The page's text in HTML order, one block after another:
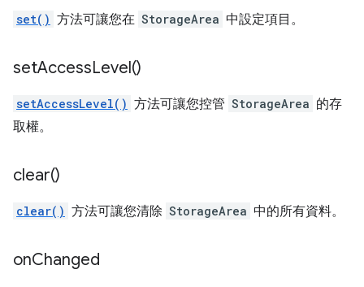
set() 方法可讓您在 StorageArea 中設定項目。
setAccessLevel()
setAccessLevel() 方法可讓您控管 StorageArea 的存
取權。
clear()
clear() 方法可讓您清除 StorageArea 中的所有資料。
onChanged